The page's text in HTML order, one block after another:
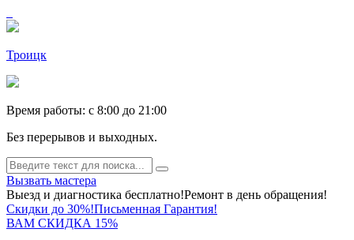
Троицк
Время работы: c 8:00 до 21:00
Без перерывов и выходных.
Вызвать мастера
Выезд и диагностика бесплатно!Ремонт в день обращения!
Скидки до 30%!Письменная Гарантия!
ВАМ СКИДКА 15%